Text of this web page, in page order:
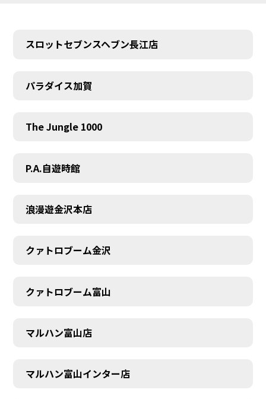
スロットセブンスヘブン長江店
パラダイス加賀
The Jungle 1000
P.A.自遊時館
浪漫遊金沢本店
クァトロブーム金沢
クァトロブーム富山
マルハン富山店
マルハン富山インター店